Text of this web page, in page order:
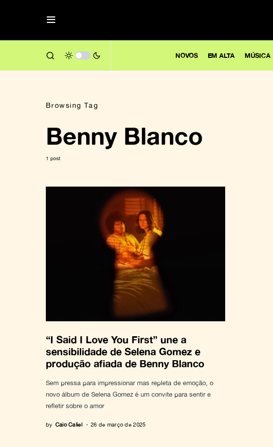
NOVOS EM ALTA MÚSICA
Browsing Tag
Benny Blanco
1 post
“I Said I Love You First” une a
sensibilidade de Selena Gomez e
produção afiada de Benny Blanco
Sem pressa para impressionar mas repleta de emoção, o
novo álbum de Selena Gomez é um convite para sentir e
refletir sobre o amor
by Caio Caliel 26 de março de 2025